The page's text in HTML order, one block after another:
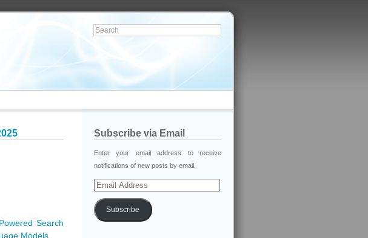
Search
Models
Subscribe via Email
Enter your email address to receive
notifications of new posts by email.
Email
Address
Subscribe